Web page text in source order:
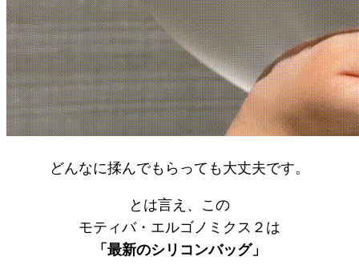
どんなに揉んでもらっても大丈夫です。
とは言え、この
モティバ・エルゴノミクス２は
「最新のシリコンバッグ」